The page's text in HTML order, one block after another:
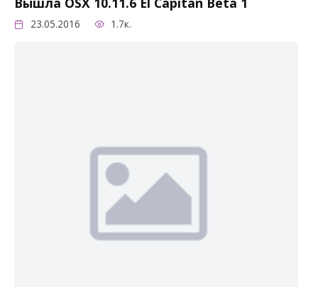
23.05.2016 1.7к.